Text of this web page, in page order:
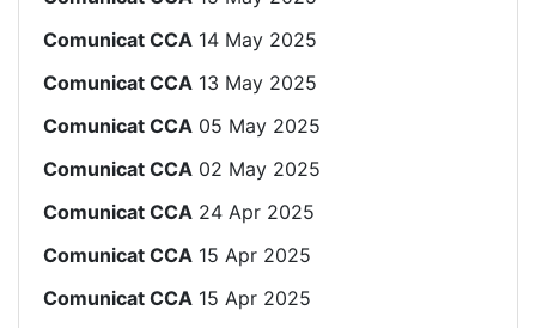
Comunicat CCA 14 May 2025
Comunicat CCA 13 May 2025
Comunicat CCA 05 May 2025
Comunicat CCA 02 May 2025
Comunicat CCA 24 Apr 2025
Comunicat CCA 15 Apr 2025
Comunicat CCA 15 Apr 2025